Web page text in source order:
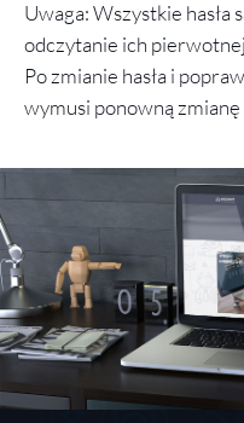
Uwaga: Wszystkie
odczytanie ich
Po zmianie hasła i
wymusi ponowną zmianę